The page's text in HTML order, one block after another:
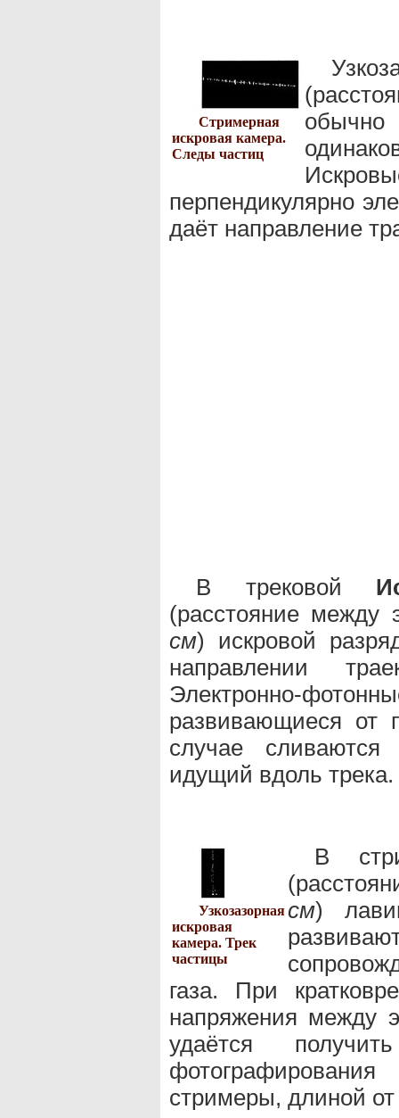
Стримерная
искровая камера.
Следы частиц
обычно
перпендикулярно
даёт направление
В трековой
(расстояние между
см) искровой
направлении
Электронно-
развивающиеся от
случае
идущий вдоль трека.
Узкозазорная
искровая
камера. Трек
частицы
В
см)
газа. При
напряжения между
удаётся
стримеры, длиной